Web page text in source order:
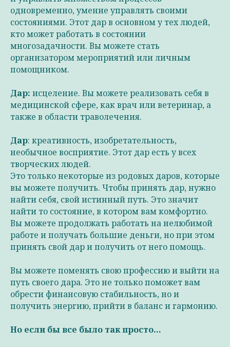
одновременно, умение управлять своими
состояниями. Этот дар в основном у тех людей,
кто может работать в состоянии
многозадачности. Вы можете стать
организатором мероприятий или личным
помощником.
Дар: исцеление. Вы можете реализовать себя в
медицинской сфере, как врач или ветеринар, а
также в области траволечения.
Дар: креативность, изобретательность,
необычное восприятие. Этот дар есть у всех
творческих людей.
Это только некоторые из родовых даров, которые
вы можете получить. Чтобы принять дар, нужно
найти себя, свой истинный путь. Это значит
найти то состояние, в котором вам комфортно.
Вы можете продолжать работать на нелюбимой
работе и получать большие деньги, но при этом
принять свой дар и получить от него помощь.
Вы можете поменять свою профессию и выйти на
путь своего дара. Это не только поможет вам
обрести финансовую стабильность, но и
получить энергию, прийти в баланс и гармонию.
Но если бы все было так просто...